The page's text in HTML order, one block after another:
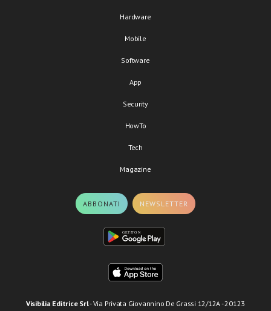
Hardware
Mobile
Software
App
Security
HowTo
Tech
Magazine
ABBONATI NEWSLETTER
Visibilia Editrice Srl- Via Privata Giovannino De Grassi 12/12A - 20123